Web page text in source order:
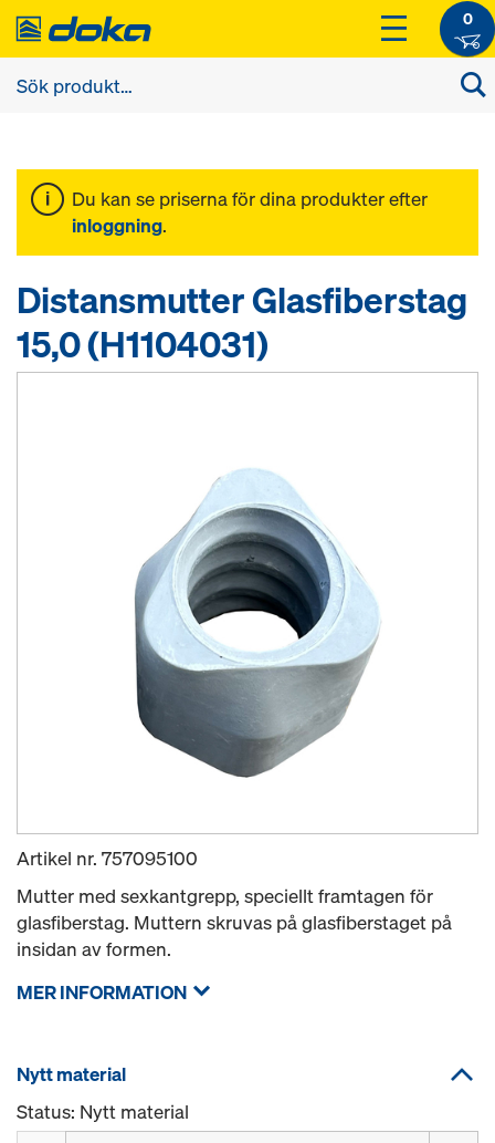
0
Du kan se priserna för dina produkter efter
inloggning.
Distansmutter Glasfiberstag
15,0 (H1104031)
Artikel nr. 757095100
Mutter med sexkantgrepp, speciellt framtagen för
glasfiberstag. Muttern skruvas på glasfiberstaget på
insidan av formen.
MER INFORMATION
Nytt material
Status: Nytt material